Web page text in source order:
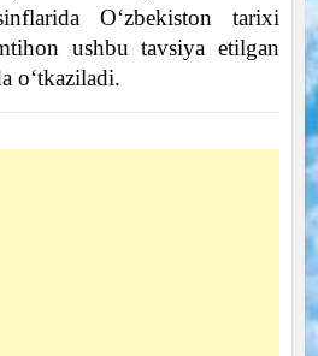
O‘zbekiston tarixi
ushbu tavsiya etilgan
o‘tkaziladi.